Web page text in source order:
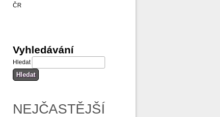
ČR
Vyhledávání
Hledat
NEJČASTĚJŠÍ